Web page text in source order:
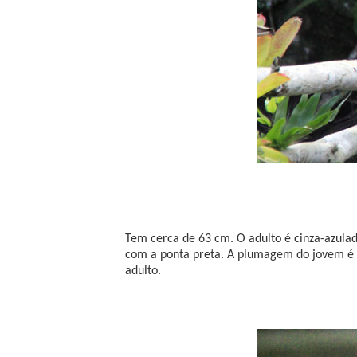
Tem cerca de 63 cm. O adulto é cinza-
com a ponta preta. A plumagem do jovem
adulto.